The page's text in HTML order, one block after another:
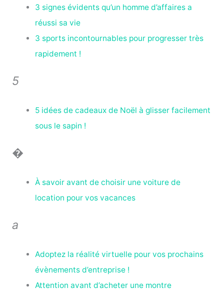
3 signes évidents qu’un homme d’affaires a
réussi sa vie
3 sports incontournables pour progresser très
rapidement !
5
5 idées de cadeaux de Noël à glisser facilement
sous le sapin !
�
À savoir avant de choisir une voiture de
location pour vos vacances
a
Adoptez la réalité virtuelle pour vos prochains
évènements d’entreprise !
Attention avant d’acheter une montre